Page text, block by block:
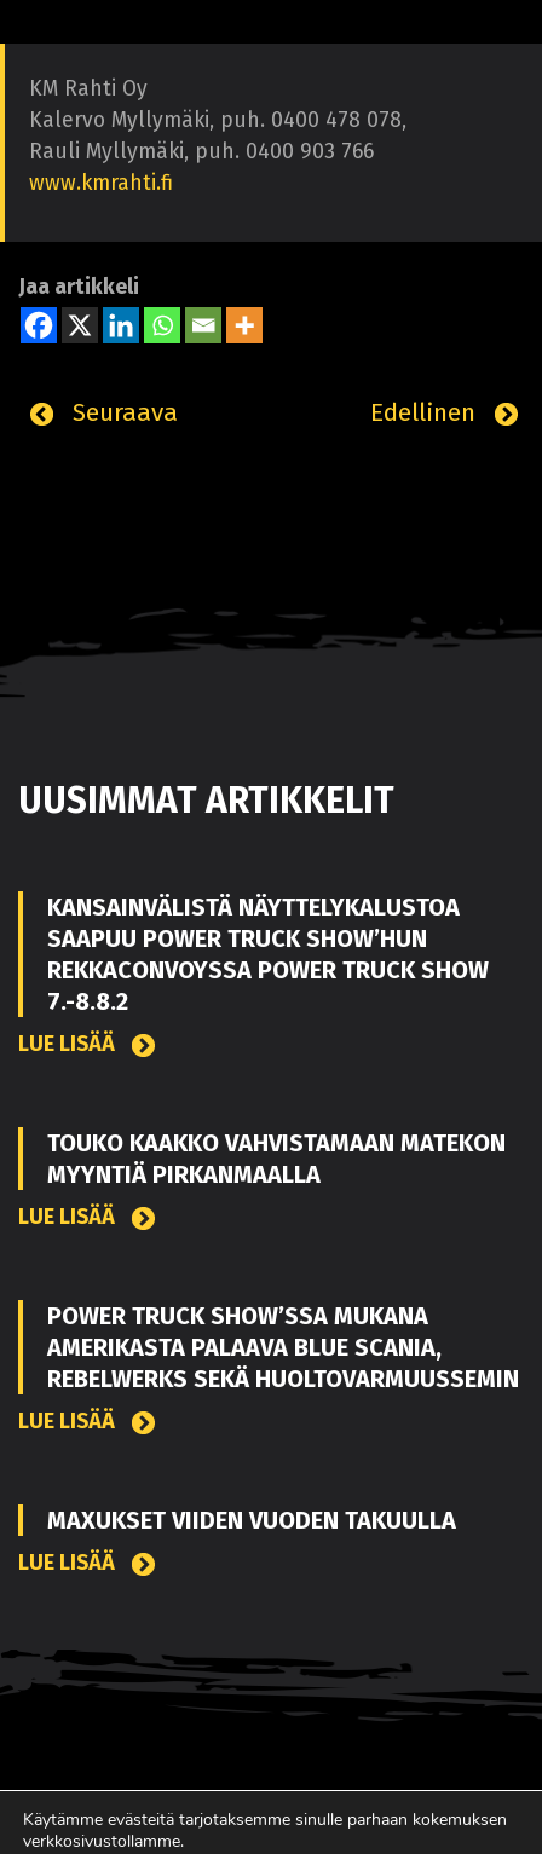
KM Rahti Oy
Kalervo Myllymäki, puh. 0400 478 078,
Rauli Myllymäki, puh. 0400 903 766
www.kmrahti.fi
Jaa artikkeli
Edellinen
Seuraava
UUSIMMAT ARTIKKELIT
KANSAINVÄLISTÄ NÄYTTELYKALUSTOA
SAAPUU POWER TRUCK SHOW’HUN
REKKACONVOYSSA POWER TRUCK SHOW
7.-8.8.2
LUE LISÄÄ
TOUKO KAAKKO VAHVISTAMAAN MATEKON
MYYNTIÄ PIRKANMAALLA
LUE LISÄÄ
POWER TRUCK SHOW’SSA MUKANA
AMERIKASTA PALAAVA BLUE SCANIA,
REBELWERKS SEKÄ HUOLTOVARMUUSSEMIN
LUE LISÄÄ
MAXUKSET VIIDEN VUODEN TAKUULLA
LUE LISÄÄ
Käytämme evästeitä tarjotaksemme sinulle parhaan kokemuksen
verkkosivustollamme.